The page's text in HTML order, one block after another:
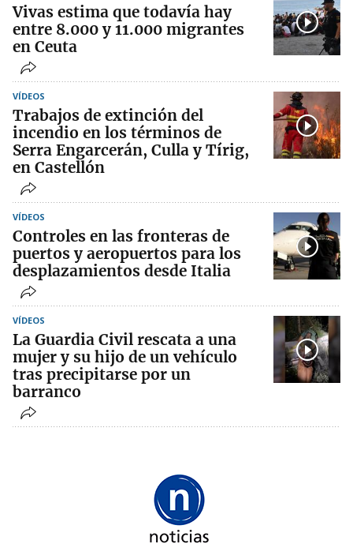
Vivas estima que todavía hay
entre 8.000 y 11.000 migrantes
en Ceuta
VÍDEOS
Trabajos de extinción del
incendio en los términos de
Serra Engarcerán, Culla y Tírig,
en Castellón
VÍDEOS
Controles en las fronteras de
puertos y aeropuertos para los
desplazamientos desde Italia
VÍDEOS
La Guardia Civil rescata a una
mujer y su hijo de un vehículo
tras precipitarse por un
barranco